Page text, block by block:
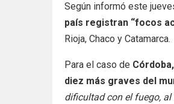
Según informó este
país registran “focos
Rioja, Chaco y Catamarca.
Para el caso de
diez más graves del
dificultad con el fuego, al